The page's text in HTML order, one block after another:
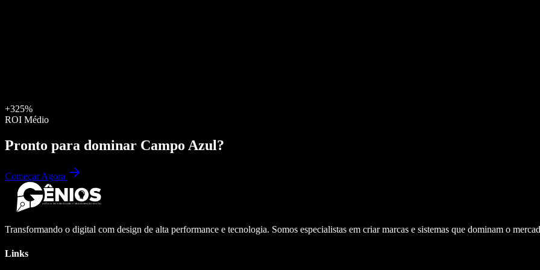
+325%
ROI Médio
Pronto para dominar Campo Azul?
Começar Agora
Transformando o digital com design de alta performance e tecnologia. Somos especialistas em criar marcas e sistemas que dominam o
Links